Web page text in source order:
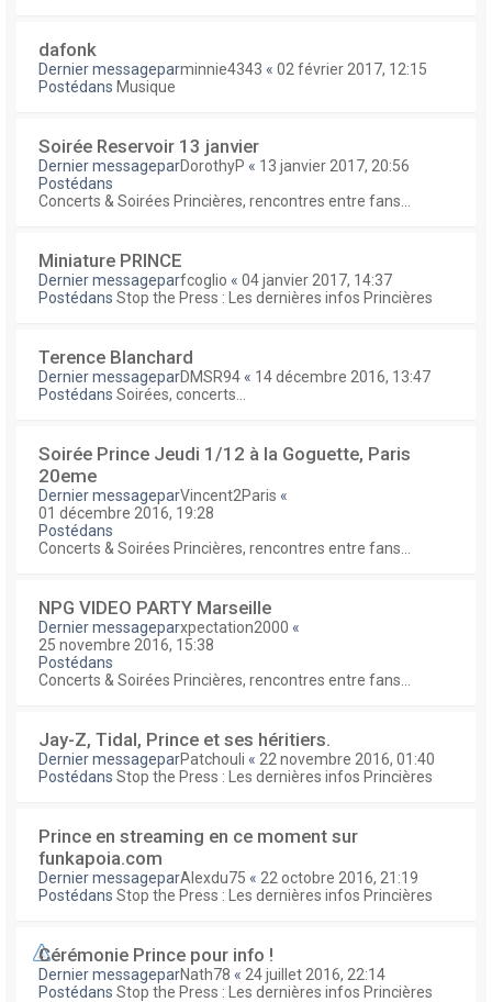
dafonk
Dernier messageparminnie4343 « 02 février 2017, 12:15
Postédans Musique
Soirée Reservoir 13 janvier
Dernier messageparDorothyP « 13 janvier 2017, 20:56
Postédans
Concerts & Soirées Princières, rencontres entre fans...
Miniature PRINCE
Dernier messageparfcoglio « 04 janvier 2017, 14:37
Postédans Stop the Press : Les dernières infos Princières
Terence Blanchard
Dernier messageparDMSR94 « 14 décembre 2016, 13:47
Postédans Soirées, concerts...
Soirée Prince Jeudi 1/12 à la Goguette, Paris
20eme
Dernier messageparVincent2Paris «
01 décembre 2016, 19:28
Postédans
Concerts & Soirées Princières, rencontres entre fans...
NPG VIDEO PARTY Marseille
Dernier messageparxpectation2000 «
25 novembre 2016, 15:38
Postédans
Concerts & Soirées Princières, rencontres entre fans...
Jay-Z, Tidal, Prince et ses héritiers.
Dernier messageparPatchouli « 22 novembre 2016, 01:40
Postédans Stop the Press : Les dernières infos Princières
Prince en streaming en ce moment sur
funkapoia.com
Dernier messageparAlexdu75 « 22 octobre 2016, 21:19
Postédans Stop the Press : Les dernières infos Princières
Cérémonie Prince pour info !
Dernier messageparNath78 « 24 juillet 2016, 22:14
Postédans Stop the Press : Les dernières infos Princières